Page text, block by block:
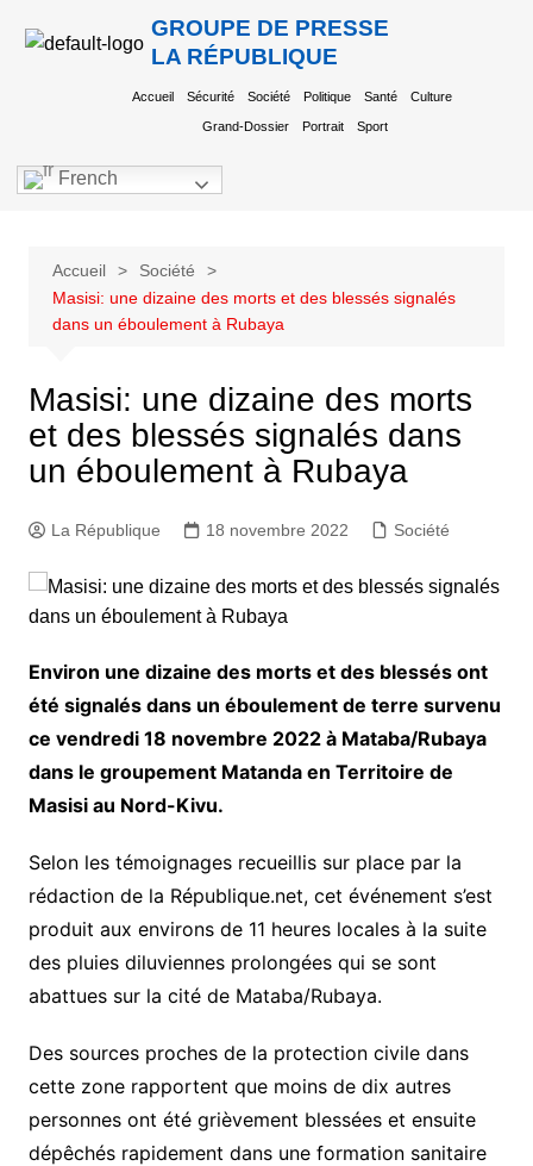
GROUPE DE PRESSE
LA RÉPUBLIQUE
Accueil Sécurité Société Politique Santé Culture
Grand-Dossier Portrait Sport
French
Accueil
Société
Masisi: une dizaine des morts et des blessés signalés
dans un éboulement à Rubaya
Masisi: une dizaine des morts
et des blessés signalés dans
un éboulement à Rubaya
La République 18 novembre 2022 Société
Environ une dizaine des morts et des blessés ont
été signalés dans un éboulement de terre survenu
ce vendredi 18 novembre 2022 à Mataba/Rubaya
dans le groupement Matanda en Territoire de
Masisi au Nord-Kivu.
Selon les témoignages recueillis sur place par la
rédaction de la République.net, cet événement s’est
produit aux environs de 11 heures locales à la suite
des pluies diluviennes prolongées qui se sont
abattues sur la cité de Mataba/Rubaya.
Des sources proches de la protection civile dans
cette zone rapportent que moins de dix autres
personnes ont été grièvement blessées et ensuite
dépêchés rapidement dans une formation sanitaire